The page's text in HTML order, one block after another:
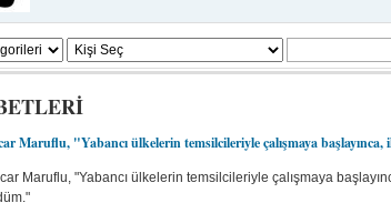
Maruflu, "Yabancı ülkelerin temsilcileriyle çalışmaya
Maruflu, "Yabancı ülkelerin temsilcileriyle çalışmaya